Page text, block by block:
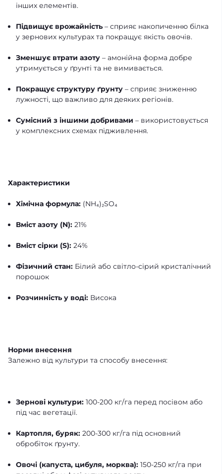
інших елементів.
Підвищує врожайність– сприяє накопиченню білка
у зернових культурах та покращує якість овочів.
Зменшує втрати азоту – амонійна форма добре
утримується у ґрунті та не вимивається.
Покращує структуру ґрунту – сприяє зниженню
лужності, що важливо для деяких регіонів.
Сумісний з іншими добривами – використовується
у комплексних схемах підживлення.
Характеристики
Хімічна формула: (NH₄)₂SO₄
Вміст азоту (N): 21%
Вміст сірки (S): 24%
Фізичний стан: Білий або світло-сірий кристалічний
порошок
Розчинність у воді: Висока
Норми внесення
Залежно від культури та способу внесення:
Зернові культури: 100-200 кг/га перед посівом або
під час вегетації.
Картопля, буряк: 200-300 кг/га під основний
обробіток ґрунту.
Овочі (капуста, цибуля, морква): 150-250 кг/га при